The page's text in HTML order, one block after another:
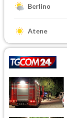
Berlino
Atene